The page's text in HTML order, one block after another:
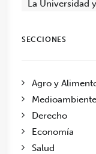
La Universidad
SECCIONES
Agro y
Medioambiente
Derecho
Economía
Salud